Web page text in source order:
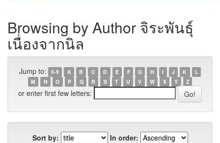
Browsing by Author จิระพันธุ์
เนื่องจากนิล
Jump to: 0-9 A B C D E F G H I J K
L
M
N O P Q R S T U V W X Y Z
or enter first few letters:
Sort by:
In order: